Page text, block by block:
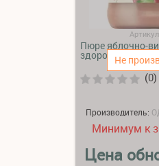
Не
Пюре яблочно-
здоров»
(0)
Производитель:
Минимум к
Цена